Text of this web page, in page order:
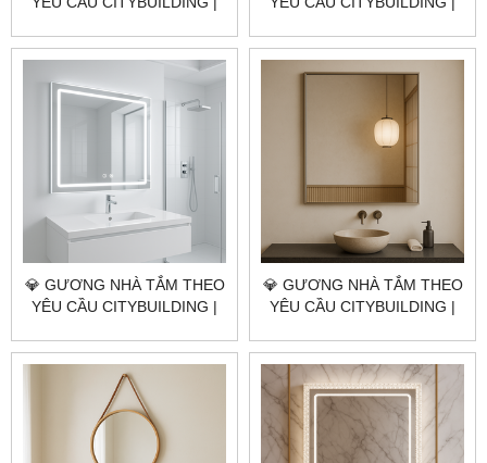
GIÁ GƯƠNG NHÀ TẮM XÃ
PHƯỚC HẢI TP.HCM
GIÁ GƯƠNG NHÀ TẮM XÃ
💎 GƯƠNG NHÀ TẮM THEO
YÊU CẦU CITYBUILDING |
GIÁ GƯƠNG NHÀ TẮM XÃ
LONG HẢI TP.HCM
💎 GƯƠNG NHÀ TẮM THEO
YÊU CẦU CITYBUILDING |
GIÁ GƯƠNG NHÀ TẮM XÃ
ĐẤT ĐỎ TP.HCM